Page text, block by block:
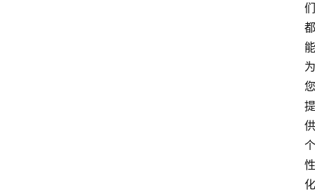
们
都
能
为
您
提
供
个
性
化